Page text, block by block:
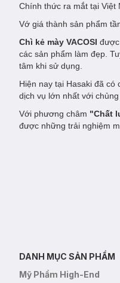
Chính thức ra mắt tại Việt
Vớ giá thành sản phẩm
Chì kẻ mày VACOSI
các sản phẩm làm đẹp.
tâm khi sử dụng.
Hiện nay tại Hasaki đã có
dịch vụ lớn nhất với
Với phương châm "Chất
được những trải nghiệm
DANH MỤC SẢN PHẨM
Mỹ Phẩm High-End